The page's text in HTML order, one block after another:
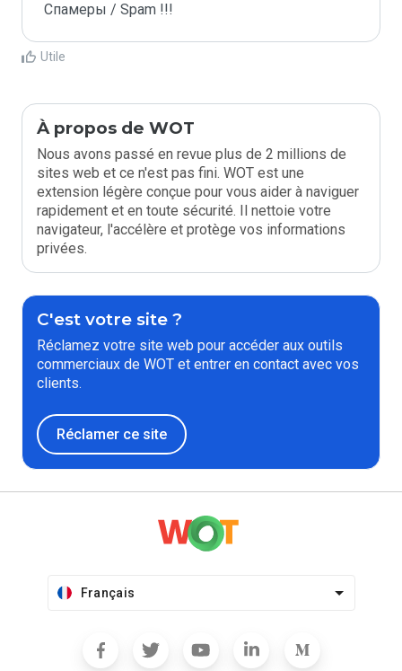
Спамеры / Spam !!!
Utile
À propos de WOT
Nous avons passé en revue plus de 2 millions de
sites web et ce n'est pas fini. WOT est une
extension légère conçue pour vous aider à naviguer
rapidement et en toute sécurité. Il nettoie votre
navigateur, l'accélère et protège vos informations
privées.
C'est votre site ?
Réclamez votre site web pour accéder aux outils
commerciaux de WOT et entrer en contact avec vos
clients.
Réclamer ce site
Français